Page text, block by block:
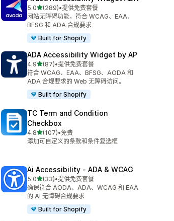
5.0星（满分 5 星）
(289)
总共 289 条评论
•提供免费套餐
网站无障碍功能，符合 WCAG、EAA、
BFSG 和 ADA 合规要求
Built for Shopify
ADA Accessibility Widget by AP
4.9星（满分 5 星）
(87)
总共 87 条评论
•提供免费套餐
符合 WCAG、EAA、BFSG、AODA 和
ADA 合规要求的 Web 无障碍访问。
Built for Shopify
TC Term and Condition
Checkbox
4.8星（满分 5 星）
(107)
总共 107 条评论
•免费
添加可自定义的条款和条件复选框
Ai Accessibility ‑ ADA & WCAG
5.0星（满分 5 星）
(33)
总共 33 条评论
•提供免费套餐
确保符合 AODA、ADA、WCAG 和 EAA
的 Ai 无障碍合规要求
Built for Shopify